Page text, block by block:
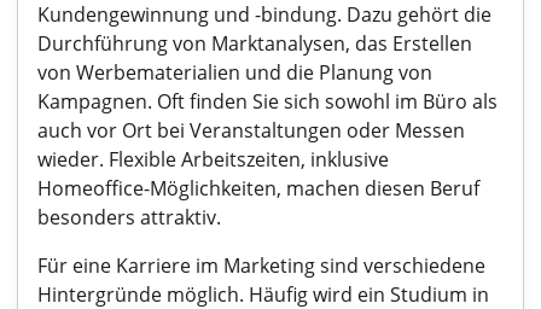
Kundengewinnung und -bindung. Dazu gehört die
Durchführung von Marktanalysen, das Erstellen
von Werbematerialien und die Planung von
Kampagnen. Oft finden Sie sich sowohl im Büro als
auch vor Ort bei Veranstaltungen oder Messen
wieder. Flexible Arbeitszeiten, inklusive
Homeoffice-Möglichkeiten, machen diesen Beruf
besonders attraktiv.
Für eine Karriere im Marketing sind verschiedene
Hintergründe möglich. Häufig wird ein Studium in